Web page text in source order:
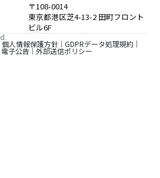
〒108-0014
東京都港区芝4-13-2 田町フロント
ビル6F
個人情報保護方針 GDPRデータ処理規約
電子公告 外部送信ポリシー